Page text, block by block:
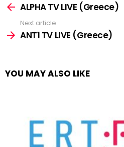
moreALPHA TV LIVE (Greece)
Next article
ANT1 TV LIVE (Greece)
YOU MAY ALSO LIKE